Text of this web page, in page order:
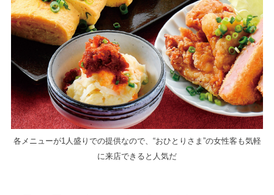
各メニューが1人盛りでの提供なので、“おひとりさま”の女性客も気軽
に来店できると人気だ